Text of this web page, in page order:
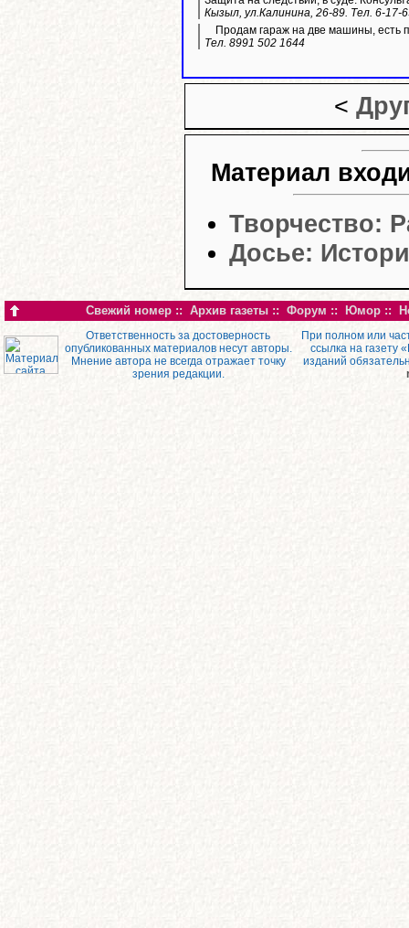
Кызыл, ул.Калинина, 26-89. Тел. 6-17-
Продам гараж на две машины, есть
Тел. 8991 502 1644
<
Материал
Творчество:
Досье:
Свежий номер :: Архив газеты :: Форум :: Юмор ::
Ответственность за достоверность
опубликованных материалов несут авторы.
Мнение автора не всегда отражает точку
зрения редакции.
При полном или
ссылка на газету
изданий